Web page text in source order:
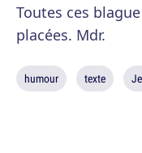
Toutes ces
placées. Mdr.
humour texte